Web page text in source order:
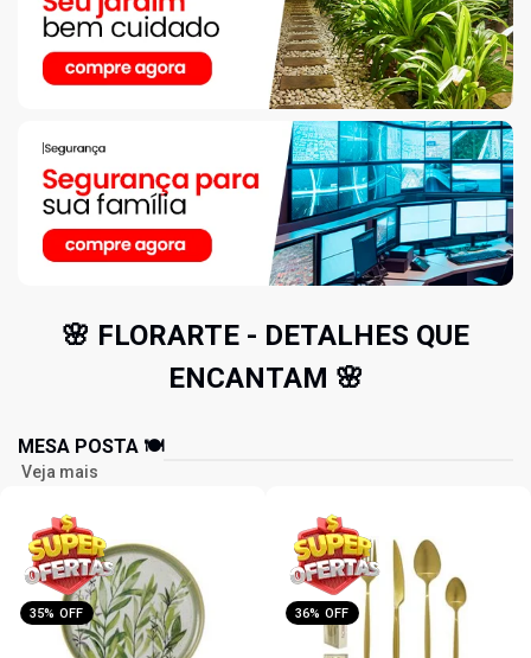
🌸 FLORARTE - DETALHES QUE
ENCANTAM 🌸
MESA POSTA 🍽️
Veja mais
36% OFF
36% OFF